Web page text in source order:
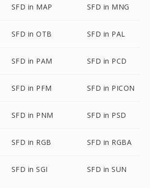
SFD in MAP SFD in MNG
SFD in OTB SFD in PAL
SFD in PAM SFD in PCD
SFD in PFM SFD in PICON
SFD in PNM SFD in PSD
SFD in RGB SFD in RGBA
SFD in SGI SFD in SUN